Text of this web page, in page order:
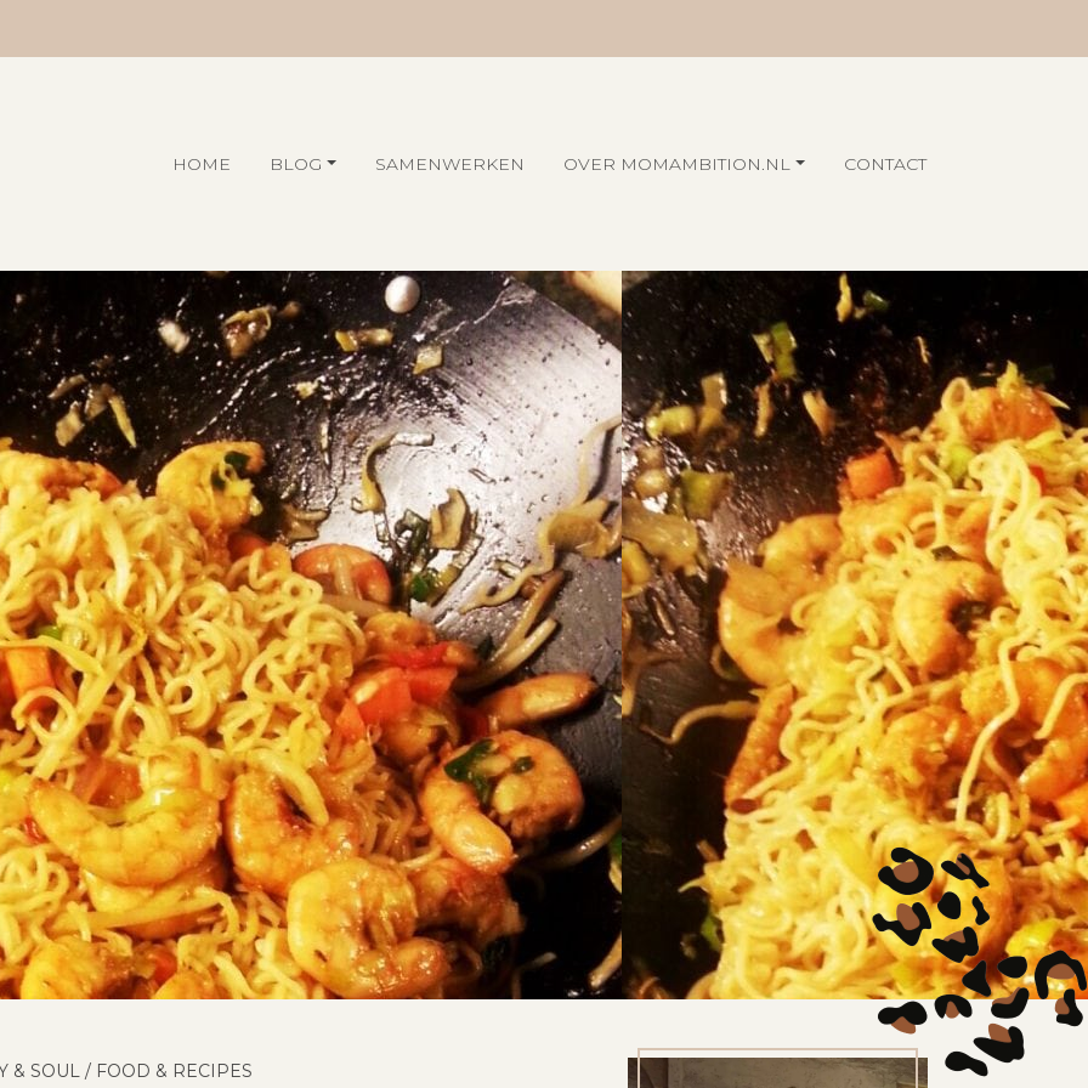
HOME BLOG SAMENWERKEN OVER MOMAMBITION.NL CONTACT
& SOUL/ FOOD & RECIPES